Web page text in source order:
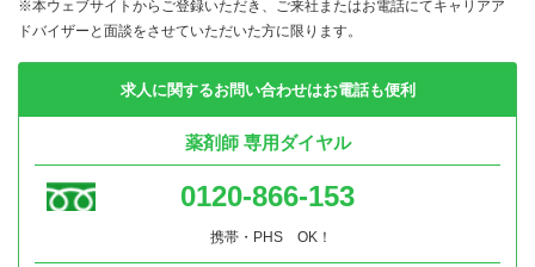
※本ウェブサイトからご登録いただき、ご来社またはお電話にてキャリアア
ドバイザーと面談をさせていただいた方に限ります。
求人に関するお問い合わせはお電話も便利
薬剤師 専用ダイヤル
0120-866-153
携帯・PHS OK！